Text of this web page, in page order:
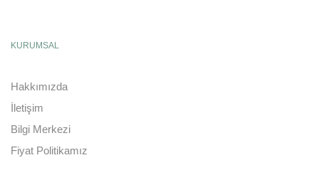
KURUMSAL
Hakkımızda
İletişim
Bilgi Merkezi
Fiyat Politikamız